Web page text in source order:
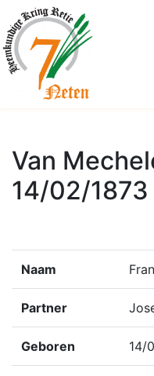
Van
14/02/
Naam
Partner
Geboren 14/